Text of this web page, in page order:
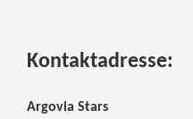
Kontaktadresse:
Argovia Stars